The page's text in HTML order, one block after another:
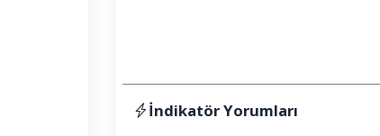
İndikatör Yorumları